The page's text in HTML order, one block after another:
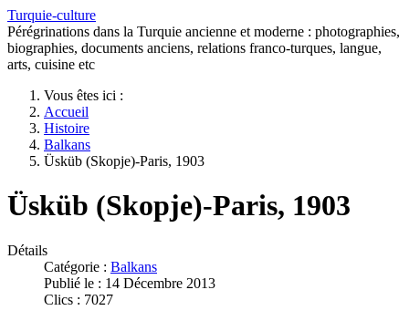
Turquie-culture
Pérégrinations dans la Turquie ancienne et moderne : photographies,
biographies, documents anciens, relations franco-turques, langue,
arts, cuisine etc
Vous êtes ici :
Accueil
Histoire
Balkans
Üsküb (Skopje)-Paris, 1903
Üsküb (Skopje)-Paris, 1903
Détails
Catégorie : Balkans
Publié le : 14 Décembre 2013
Clics : 7027